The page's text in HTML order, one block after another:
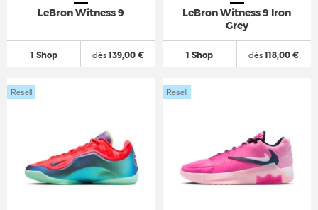
LeBron Witness 9
1 Shop dès139,00 €
LeBron Witness 9 Iron
Grey
1 Shop dès118,00 €
Resell Resell